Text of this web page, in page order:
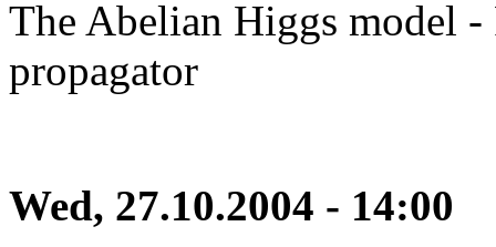
The Abelian Higgs model -
propagator
Wed, 27.10.2004 - 14:00